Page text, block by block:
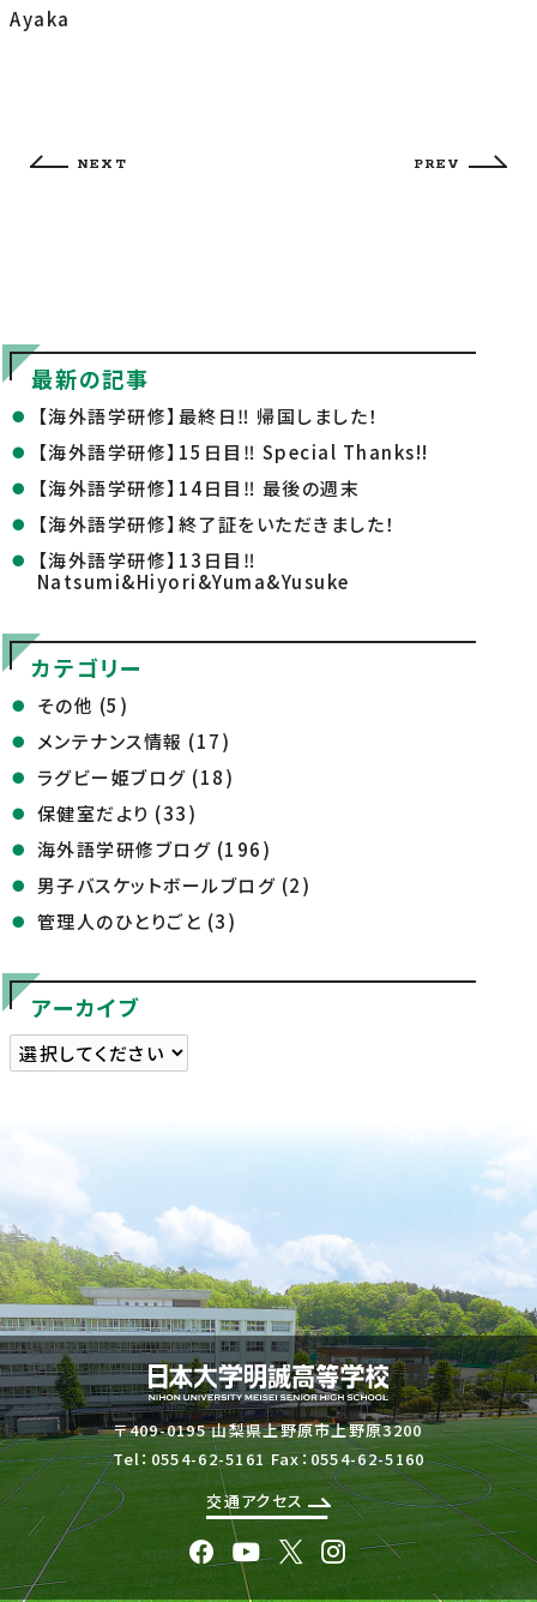
Ayaka
PREV
NEXT
最新の記事
【海外語学研修】最終日‼ 帰国しました！
【海外語学研修】15日目‼ Special Thanks!!
【海外語学研修】14日目‼ 最後の週末
【海外語学研修】終了証をいただきました！
【海外語学研修】13日目‼
Natsumi&Hiyori&Yuma&Yusuke
カテゴリー
その他 (5)
メンテナンス情報 (17)
ラグビー姫ブログ (18)
保健室だより (33)
海外語学研修ブログ (196)
男子バスケットボールブログ (2)
管理人のひとりごと (3)
アーカイブ
〒409-0195 山梨県上野原市上野原3200
Tel：0554-62-5161 Fax：0554-62-5160
交通アクセス